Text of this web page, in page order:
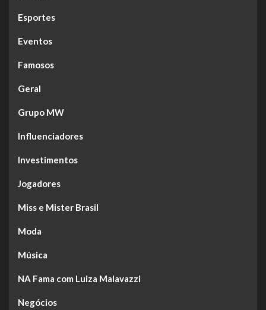
Esportes
Eventos
Famosos
Geral
Grupo MW
Influenciadores
Investimentos
Jogadores
Miss e Mister Brasil
Moda
Música
NA Fama com Luiza Malavazzi
Negócios